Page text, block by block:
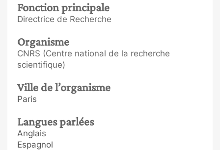
Fonction principale
Directrice de Recherche
Organisme
CNRS (Centre national de la recherche
scientifique)
Ville de l’organisme
Paris
Langues parlées
Anglais
Espagnol